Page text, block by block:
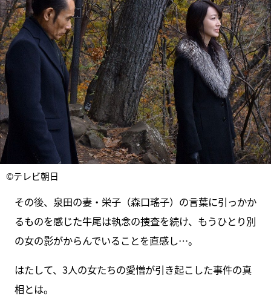
©テレビ朝日
その後、泉田の妻・栄子（森口瑤子）の言葉に引っかか
るものを感じた牛尾は執念の捜査を続け、もうひとり別
の女の影がからんでいることを直感し…。
はたして、3人の女たちの愛憎が引き起こした事件の真
相とは。